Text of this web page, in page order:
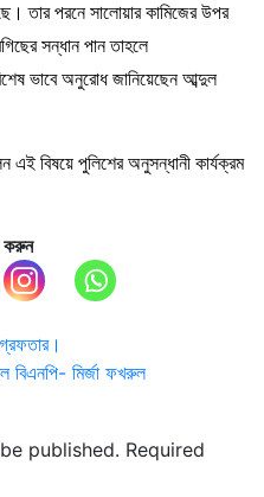
তার পরনে সালোয়ার কামিজের উপর
সন্ধান পান তাহলে
ভাবে অনুরোধ জানিয়েছেন আব্দুল
এই বিষয়ে পুলিশের অনুসন্ধানী কার্যক্রম
করুন
বিএনপি- মির্জা ফখরুল
published. Required